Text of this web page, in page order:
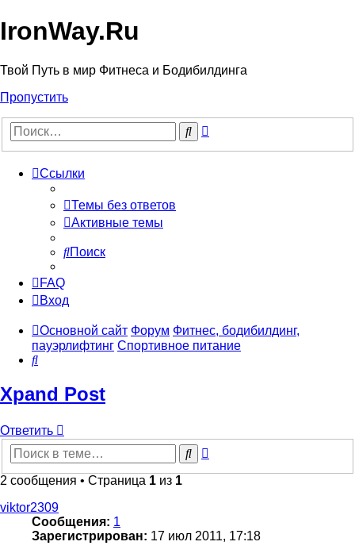
IronWay.Ru
Твой Путь в мир Фитнеса и Бодибилдинга
Пропустить
Поиск
Ссылки
Темы без ответов
Активные темы
Поиск
FAQ
Вход
Основной сайт Форум Фитнес, бодибилдинг,
пауэрлифтинг Спортивное питание
Поиск
Xpand Post
Ответить
Поиск
2 сообщения • Страница 1 из 1
viktor2309
Сообщения: 1
Зарегистрирован: 17 июл 2011, 17:18